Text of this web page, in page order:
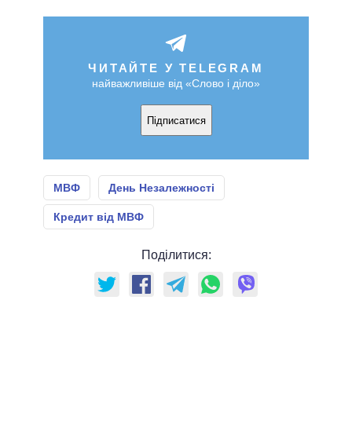
ЧИТАЙТЕ У TELEGRAM
найважливіше від «Слово і діло»
Підписатися
МВФ День Незалежності
Кредит від МВФ
Поділитися: